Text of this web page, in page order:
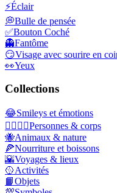
⚡Éclair
💭Bulle de pensée
✅Bouton Coché
👻Fantôme
😏Visage avec sourire en
👀Yeux
Collections
😂Smileys et émotions
👩‍❤️‍💋‍👨Personnes & corps
🐝Animaux & nature
🍕Nourriture et boissons
🌇Voyages & lieux
🥎Activités
📙Objets